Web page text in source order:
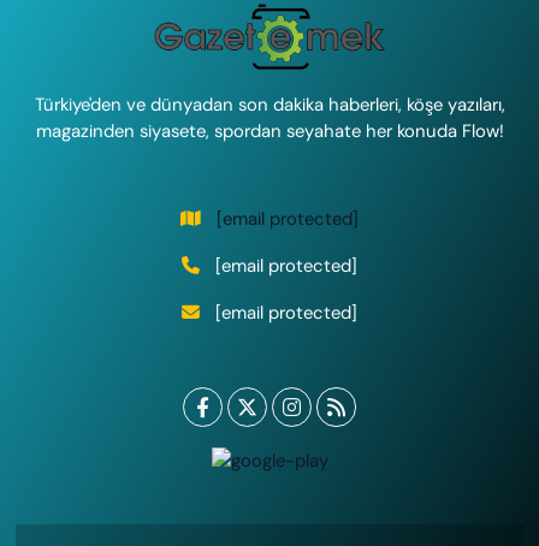
Türkiye'den ve dünyadan son dakika haberleri, köşe yazıları,
magazinden siyasete, spordan seyahate her konuda Flow!
[email protected]
[email protected]
[email protected]